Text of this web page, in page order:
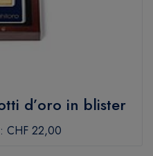
d’oro in blister
CHF 22,00